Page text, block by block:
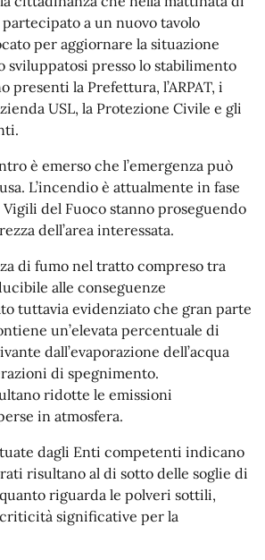
a un nuovo tavolo
per aggiornare la situazione
sviluppatosi presso lo stabilimento
presenti la Prefettura, l’ARPAT, i
USL, la Protezione Civile e gli
è emerso che l’emergenza può
L’incendio è attualmente in fase
del Fuoco stanno proseguendo
dell’area interessata.
di fumo nel tratto compreso tra
alle conseguenze
tuttavia evidenziato che gran parte
un’elevata percentuale di
dall’evaporazione dell’acqua
di spegnimento.
ridotte le emissioni
in atmosfera.
dagli Enti competenti indicano
risultano al di sotto delle soglie di
riguarda le polveri sottili,
significative per la